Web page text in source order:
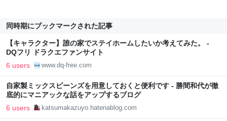
同時期にブックマークされた記事
【キャラクター】誰の家でステイホームしたいか考えてみた。 -
DQフリ ドラクエファンサイト
6 users www.dq-free.com
自家製ミックスビーンズを用意しておくと便利です - 勝間和代が徹
底的にマニアックな話をアップするブログ
6 users katsumakazuyo.hatenablog.com